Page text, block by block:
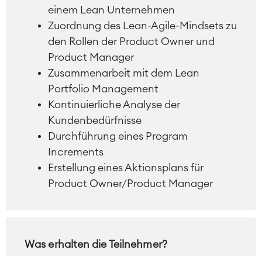
DevOps
Requirements Management
Agile Development
Test Management
Technische Dokumentation
Service Management
IT Service Management & CMDB
Service Management Journey
Enterprise Service Management
Asset Management
Omnichannel Kundenservice
Zeiterfassung, Planung und
einem Lean Unternehmen
Zuordnung des Lean-Agile-Mindsets zu
den Rollen der Product Owner und
Product Manager
Zusammenarbeit mit dem Lean
Portfolio Management
Kontinuierliche Analyse der
Kundenbedürfnisse
Durchführung eines Program
Increments
Erstellung eines Aktionsplans für
Product Owner/Product Manager
Was erhalten die Teilnehmer?